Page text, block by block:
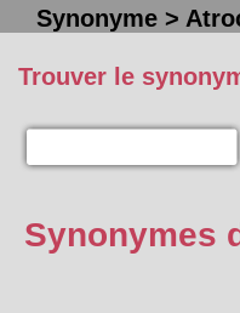
Synonyme >
Trouver le
Synonymes